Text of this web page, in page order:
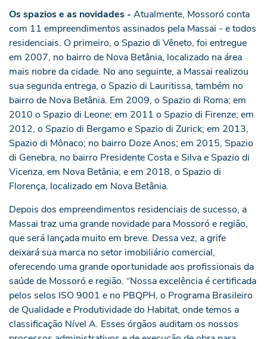
Os spazios e as novidades - Atualmente, Mossoró conta
com 11 empreendimentos assinados pela Massai - e todos
residenciais. O primeiro, o Spazio di Vêneto, foi entregue
em 2007, no bairro de Nova Betânia, localizado na área
mais nobre da cidade. No ano seguinte, a Massai realizou
sua segunda entrega, o Spazio di Lauritissa, também no
bairro de Nova Betânia. Em 2009, o Spazio di Roma; em
2010 o Spazio di Leone; em 2011 o Spazio di Firenze; em
2012, o Spazio di Bergamo e Spazio di Zurick; em 2013,
Spazio di Mônaco; no bairro Doze Anos; em 2015, Spazio
di Genebra, no bairro Presidente Costa e Silva e Spazio di
Vicenza, em Nova Betânia; e em 2018, o Spazio di
Florença, localizado em Nova Betânia.
Depois dos empreendimentos residenciais de sucesso, a
Massai traz uma grande novidade para Mossoró e região,
que será lançada muito em breve. Dessa vez, a grife
deixará sua marca no setor imobiliário comercial,
oferecendo uma grande oportunidade aos profissionais da
saúde de Mossoró e região. “Nossa excelência é certificada
pelos selos ISO 9001 e no PBQPH, o Programa Brasileiro
de Qualidade e Produtividade do Habitat, onde temos a
classificação Nível A. Esses órgãos auditam os nossos